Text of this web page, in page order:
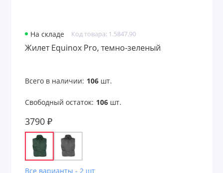
На складе Код товара: 1.5847.90
Жилет Equinox Pro, темно-зеленый
Всего в наличии: 106шт.
Свободный остаток: 106шт.
3790 ₽
Все варианты - 2 шт